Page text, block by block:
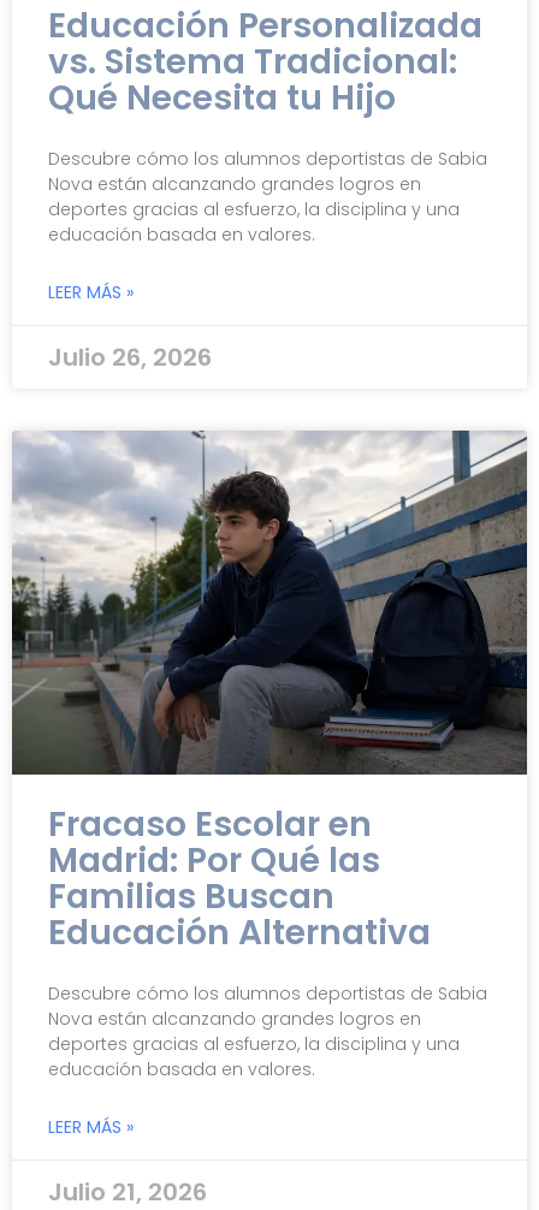
Educación Personalizada
vs. Sistema Tradicional:
Qué Necesita tu Hijo
Descubre cómo los alumnos deportistas de Sabia
Nova están alcanzando grandes logros en
deportes gracias al esfuerzo, la disciplina y una
educación basada en valores.
LEER MÁS »
Julio 26, 2026
Fracaso Escolar en
Madrid: Por Qué las
Familias Buscan
Educación Alternativa
Descubre cómo los alumnos deportistas de Sabia
Nova están alcanzando grandes logros en
deportes gracias al esfuerzo, la disciplina y una
educación basada en valores.
LEER MÁS »
Julio 21, 2026